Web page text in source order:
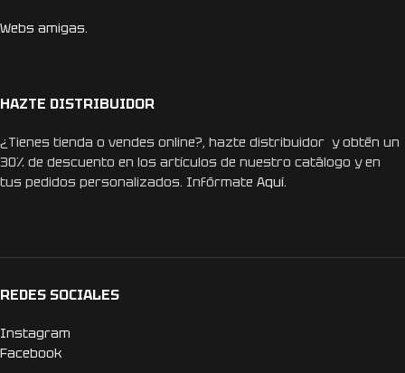
Webs amigas.
HAZTE DISTRIBUIDOR
¿Tienes tienda o vendes online?, hazte distribuidor y obtén un
30% de descuento en los artículos de nuestro catálogo y en
tus pedidos personalizados. Infórmate Aquí.
REDES SOCIALES
Instagram
Facebook